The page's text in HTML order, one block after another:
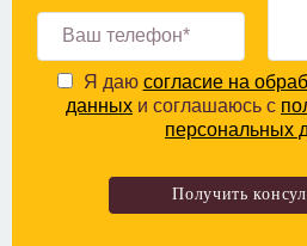
Я даю согласие на
данных и соглашаюсь с
персональных